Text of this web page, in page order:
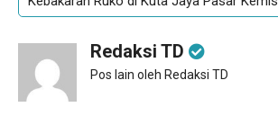
Redaksi TD
Pos lain oleh Redaksi TD